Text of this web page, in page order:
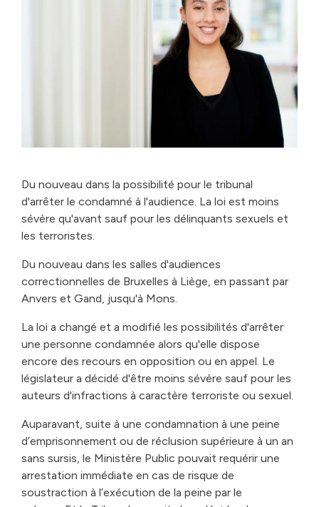
Du nouveau dans la possibilité pour le tribunal
d'arrêter le condamné à l'audience. La loi est moins
sévère qu'avant sauf pour les délinquants sexuels et
les terroristes.
Du nouveau dans les salles d'audiences
correctionnelles de Bruxelles à Liège, en passant par
Anvers et Gand, jusqu'à Mons.
La loi a changé et a modifié les possibilités d'arrêter
une personne condamnée alors qu'elle dispose
encore des recours en opposition ou en appel. Le
législateur a décidé d'être moins sévère sauf pour les
auteurs d'infractions à caractère terroriste ou sexuel.
Auparavant, suite à une condamnation à une peine
d’emprisonnement ou de réclusion supérieure à un an
sans sursis, le Ministère Public pouvait requérir une
arrestation immédiate en cas de risque de
soustraction à l’exécution de la peine par le